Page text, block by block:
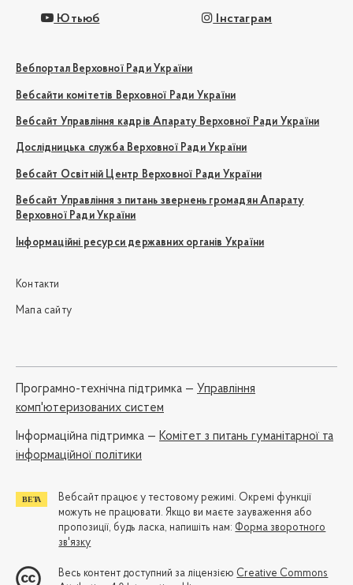
Ютьюб Інстаграм
Вебпортал Верховної Ради України
Вебсайти комітетів Верховної Ради України
Вебсайт Управління кадрів Апарату Верховної Ради України
Дослідницька служба Верховної Ради України
Вебсайт Освітній Центр Верховної Ради України
Вебсайт Управління з питань звернень громадян Апарату
Верховної Ради України
Інформаційні ресурси державних органів України
Контакти
Мапа сайту
Програмно-технічна підтримка — Управління
комп'ютеризованих систем
Iнформаційна підтримка — Комітет з питань гуманітарної та
інформаційної політики
Вебсайт працює у тестовому режимі. Окремі функції
можуть не працювати. Якщо ви маєте зауваження або
пропозиції, будь ласка, напишіть нам: Форма зворотного
зв'язку
Весь контент доступний за ліцензією Creative Commons